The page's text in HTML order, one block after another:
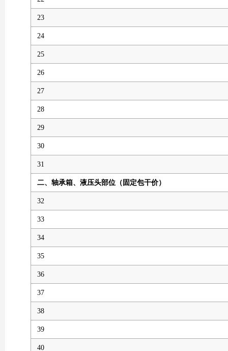
23
24
25
26
27
28
29
30
31
二、 轴承箱、液压头部位 （固定包干价）
32
33
34
35
36
37
38
39
40